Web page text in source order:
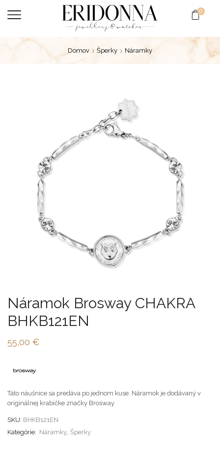
0
Domov Šperky Náramky
Náramok Brosway CHAKRA
BHKB121EN
55,00 €
Táto náušnice sa predáva po jednom kuse. Náramok je dodávaný v
originálnej krabičke značky Brosway
SKU: BHKB121EN
Kategórie: Náramky, Šperky